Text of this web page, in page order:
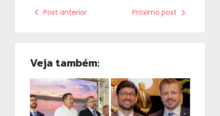
Post anterior Próximo post
Veja também: